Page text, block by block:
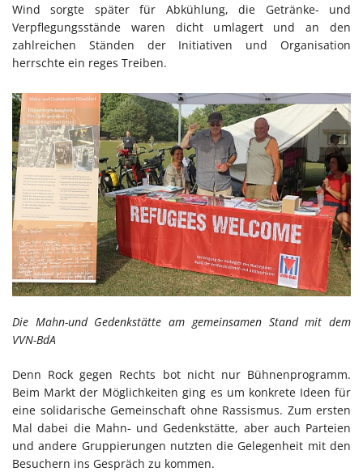
Wind sorgte später für Abkühlung, die Getränke- und
Verpflegungsstände waren dicht umlagert und an den
zahlreichen Ständen der Initiativen und Organisation
herrschte ein reges Treiben.
Die Mahn-und Gedenkstätte am gemeinsamen Stand mit dem
VVN-BdA
Denn Rock gegen Rechts bot nicht nur Bühnenprogramm.
Beim Markt der Möglichkeiten ging es um konkrete Ideen für
eine solidarische Gemeinschaft ohne Rassismus. Zum ersten
Mal dabei die Mahn- und Gedenkstätte, aber auch Parteien
und andere Gruppierungen nutzten die Gelegenheit mit den
Besuchern ins Gespräch zu kommen.